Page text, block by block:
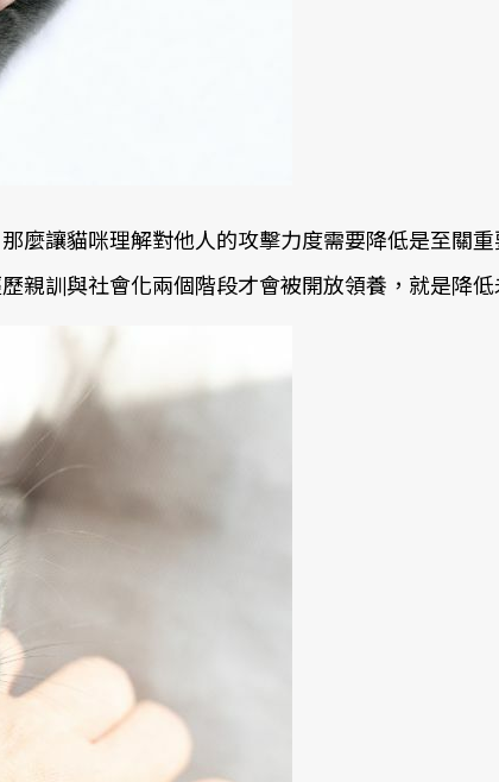
麼讓貓咪理解對他人的攻擊力度需要降低是至關
親訓與社會化兩個階段才會被開放領養，就是降